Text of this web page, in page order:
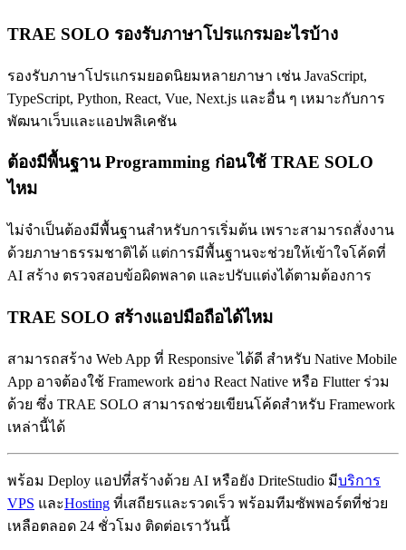
TRAE SOLO รองรับภาษาโปรแกรมอะไรบ้าง
รองรับภาษาโปรแกรมยอดนิยมหลายภาษา เช่น JavaScript,
TypeScript, Python, React, Vue, Next.js และอื่น ๆ เหมาะกับการ
พัฒนาเว็บและแอปพลิเคชัน
ต้องมีพื้นฐาน Programming ก่อนใช้ TRAE SOLO
ไหม
ไม่จำเป็นต้องมีพื้นฐานสำหรับการเริ่มต้น เพราะสามารถสั่งงาน
ด้วยภาษาธรรมชาติได้ แต่การมีพื้นฐานจะช่วยให้เข้าใจโค้ดที่
AI สร้าง ตรวจสอบข้อผิดพลาด และปรับแต่งได้ตามต้องการ
TRAE SOLO สร้างแอปมือถือได้ไหม
สามารถสร้าง Web App ที่ Responsive ได้ดี สำหรับ Native Mobile
App อาจต้องใช้ Framework อย่าง React Native หรือ Flutter ร่วม
ด้วย ซึ่ง TRAE SOLO สามารถช่วยเขียนโค้ดสำหรับ Framework
เหล่านี้ได้
พร้อม Deploy แอปที่สร้างด้วย AI หรือยัง DriteStudio มีบริการ
VPS และHosting ที่เสถียรและรวดเร็ว พร้อมทีมซัพพอร์ตที่ช่วย
เหลือตลอด 24 ชั่วโมง ติดต่อเราวันนี้